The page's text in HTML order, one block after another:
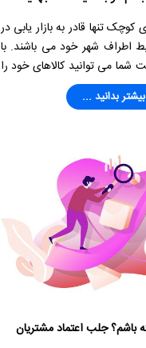
تنها قادر به بازار یابی در
اطراف شهر خود می باشند. با
شما می توانید کالاهای خود را
به کل دنیا عرضه کنید.
بیشتر بدانید ...
باشم؟ جلب اعتماد مشتریان